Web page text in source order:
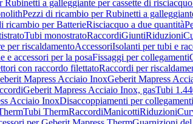
a galleggiante per cassette di
Pezzi di ricambio per Rubinetti a
ricambio per BatterieRisciacquo a due quantità
Tubi monostratoRaccordiGiuntiRiduzioni
per riscaldamentoAccessoriIsolanti per tubi e
e accessori per la posaFissaggi per collegamenti
con raccordo filettatoRaccordi per
Mapress Acciaio InoxGeberit Mapress
Geberit Mapress Acciaio Inox, gasTubi
Acciaio InoxDisaccoppiamenti per collegamenti
Tubi ThermRaccordiManicottiRiduzioni